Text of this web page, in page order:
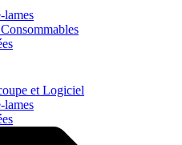
lames
et Logiciel
lames